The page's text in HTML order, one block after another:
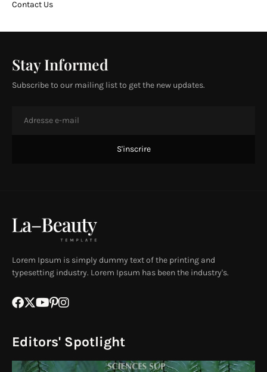
Contact Us
Stay Informed
Subscribe to our mailing list to get the new updates.
Lorem Ipsum is simply dummy text of the printing and
typesetting industry. Lorem Ipsum has been the industry's.
Editors' Spotlight